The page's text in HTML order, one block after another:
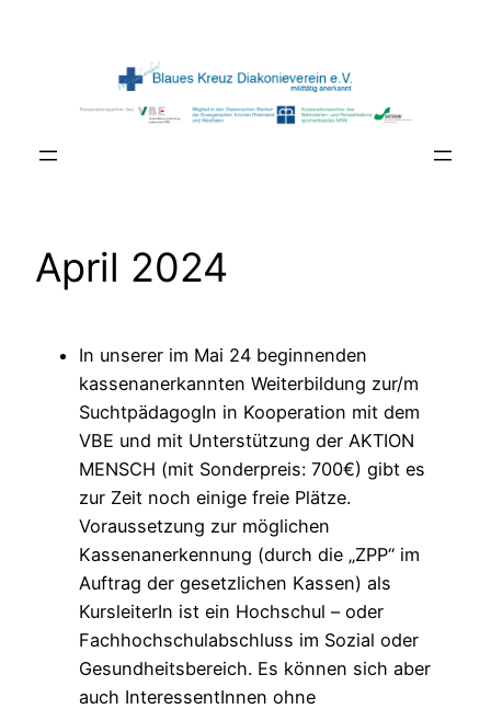
April 2024
In unserer im Mai 24 beginnenden
kassenanerkannten Weiterbildung zur/m
SuchtpädagogIn in Kooperation mit dem
VBE und mit Unterstützung der AKTION
MENSCH (mit Sonderpreis: 700€) gibt es
zur Zeit noch einige freie Plätze.
Voraussetzung zur möglichen
Kassenanerkennung (durch die „ZPP“ im
Auftrag der gesetzlichen Kassen) als
KursleiterIn ist ein Hochschul – oder
Fachhochschulabschluss im Sozial oder
Gesundheitsbereich. Es können sich aber
auch InteressentInnen ohne